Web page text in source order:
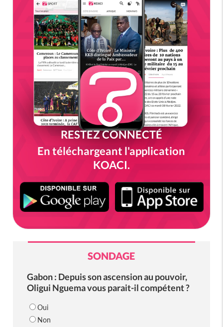
RESTEZ CONNECTÉ
En téléchargeant l'application
KOACI.
SONDAGE
Gabon : Depuis son ascension au pouvoir,
Oligui Nguema vous parait-il compétent ?
Oui
Non